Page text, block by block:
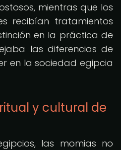
mientras que los
recibían tratamientos
en la práctica de
las diferencias de
en la sociedad egipcia
y cultural de
las momias no